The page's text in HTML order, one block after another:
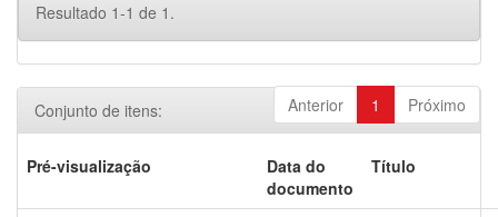
Resultado 1-1 de 1.
Anterior 1 Próximo
Conjunto de itens:
Pré-visualização
Data do
documento
Título